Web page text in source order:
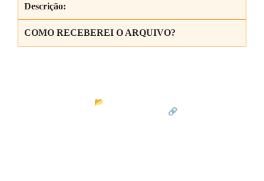
Descrição:
COMO RECEBEREI O ARQUIVO?
📂 Arquivos em PDF com propostas
🔗 Conheça meus